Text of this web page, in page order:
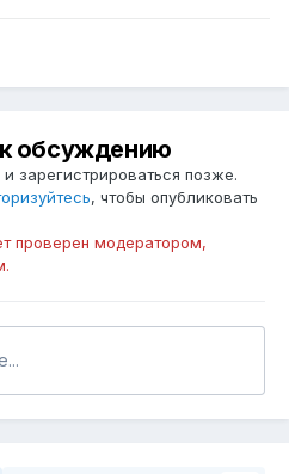
обсуждению
зарегистрироваться позже.
, чтобы опубликовать
проверен модератором,